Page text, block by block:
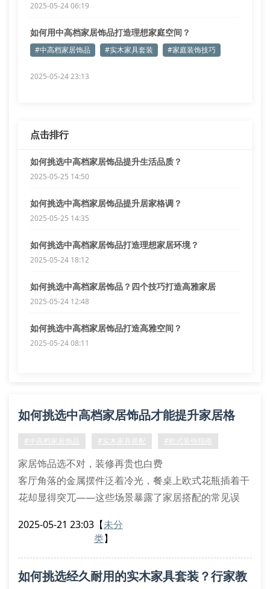
2025-05-24 06:19
如何用中高档家居饰品打造理想家庭空间？
#中高档家居饰品 #实木家具套装 #家庭装饰技巧
2025-05-24 23:13
点击排行
如何挑选中高档家居饰品提升生活品质？
2025-05-25 14:50
如何挑选中高档家居饰品提升居家格调？
2025-05-25 14:35
如何挑选中高档家居饰品打造理想家居环境？
2025-05-24 18:12
如何挑选中高档家居饰品？四个技巧打造高雅家居
2025-05-24 12:48
如何挑选中高档家居饰品打造高雅空间？
2025-05-24 08:11
如何挑选中高档家居饰品才能提升家居格
调？
#中高档家居饰品 #实木家具搭配 #欧式装饰指南
家居饰品选不对，装修再贵也白费
客厅角落的金属摆件泛着冷光，餐桌上欧式花瓶插着干
花却显得突兀——这些场景暴露了家居搭配的常见误
在选购装饰品时，更关注单品颜值而非整体协调性。真
一、材质混搭的黄金法则
2025-05-21 23:03 【未分
类】
如何挑选经久耐用的实木家具套装？行家教